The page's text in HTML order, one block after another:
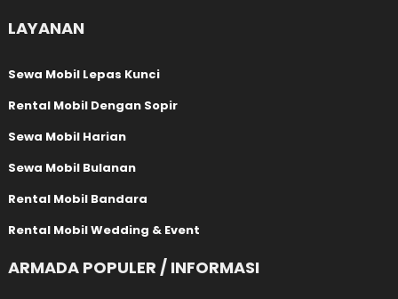
LAYANAN
Sewa Mobil Lepas Kunci
Rental Mobil Dengan Sopir
Sewa Mobil Harian
Sewa Mobil Bulanan
Rental Mobil Bandara
Rental Mobil Wedding & Event
ARMADA POPULER / INFORMASI